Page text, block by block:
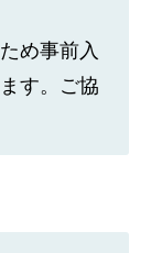
め事前入
す。ご協